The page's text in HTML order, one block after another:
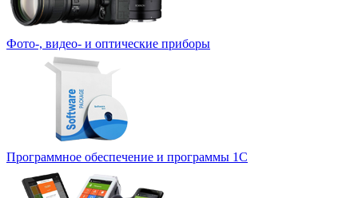
Фото-, видео- и оптические приборы
Программное обеспечение и программы 1С